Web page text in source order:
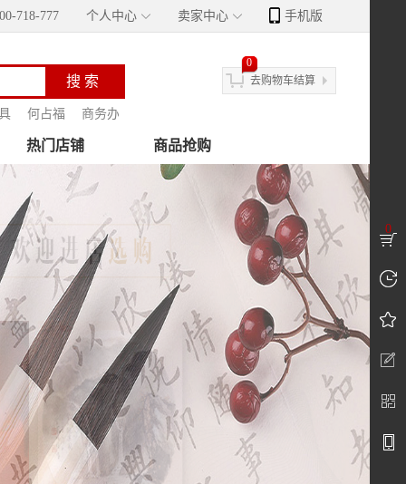
718-777 个人中心 卖家中心 手机版
何占福 商务办公
去购物车结算
0
热门店铺 商品抢购
0